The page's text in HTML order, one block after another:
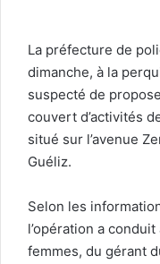
La préfecture de
dimanche, à la
suspecté de
couvert d’activités
situé sur l’avenue
Guéliz.
Selon les
l’opération a
femmes, du gérant